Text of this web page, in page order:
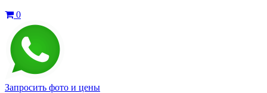
0
Запросить фото и цены